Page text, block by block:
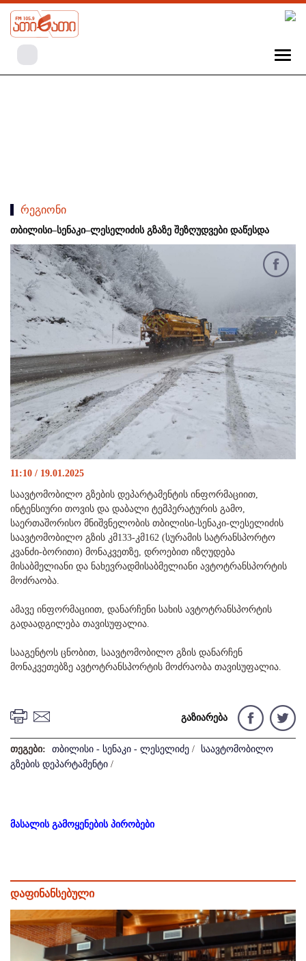
რეგიონი
თბილისი–სენაკი–ლესელიძის გზაზე შეზღუდვები დაწესდა
11:10 / 19.01.2025
საავტომობილო გზების დეპარტამენტის ინფორმაციით,
ინტენსიური თოვის და დაბალი ტემპერატურის გამო,
საერთაშორისო მნიშვნელობის თბილისი-სენაკი-ლესელიძის
საავტომობილო გზის კმ133-კმ162 (სურამის სატრანსპორტო
კვანძი-ბორითი) მონაკვეთზე, დროებით იზღუდება
მისაბმელიანი და ნახევრადმისაბმელიანი ავტოტრანსპორტის
მოძრაობა.
ამავე ინფორმაციით, დანარჩენი სახის ავტოტრანსპორტის
გადაადგილება თავისუფალია.
სააგენტოს ცნობით, საავტომობილო გზის დანარჩენ
მონაკვეთებზე ავტოტრანსპორტის მოძრაობა თავისუფალია.
გაზიარება
თეგები: თბილისი - სენაკი - ლესელიძე / საავტომობილო
გზების დეპარტამენტი /
მასალის გამოყენების პირობები
დაფინანსებული